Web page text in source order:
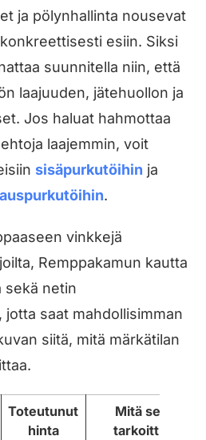
ja pölynhallinta nousevat
esiin. Siksi
suunnitella niin, että
laajuuden, jätehuollon ja
Jos haluat hahmottaa
laajemmin, voit
sisäpurkutöihin ja
.
vinkkejä
Remppakamun kautta
sekä netin
saat mahdollisimman
siitä, mitä märkätilan
Toteutunut
hinta
Mitä se
tarkoitti